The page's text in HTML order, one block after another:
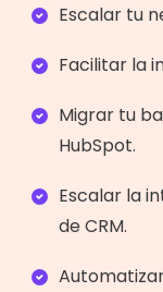
Escalar tu
Facilitar la
Migrar tu
HubSpot.
Escalar la
de CRM.